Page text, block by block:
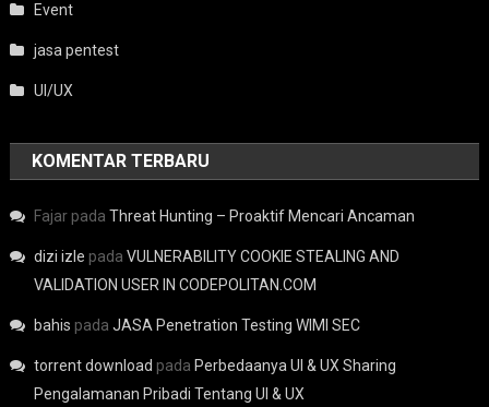
Event
jasa pentest
UI/UX
KOMENTAR TERBARU
Fajar padaThreat Hunting – Proaktif Mencari Ancaman
dizi izle padaVULNERABILITY COOKIE STEALING AND
VALIDATION USER IN CODEPOLITAN.COM
bahis padaJASA Penetration Testing WIMI SEC
torrent download pada Perbedaanya UI & UX Sharing
Pengalamanan Pribadi Tentang UI & UX